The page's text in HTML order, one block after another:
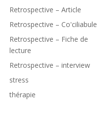
Retrospective – Article
Retrospective – Co'ciliabule
Retrospective – Fiche de
lecture
Retrospective – interview
stress
thérapie